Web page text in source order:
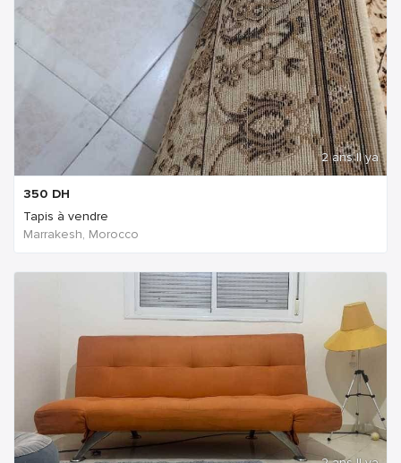
2 ans Il ya
350 DH
Tapis à vendre
Marrakesh, Morocco